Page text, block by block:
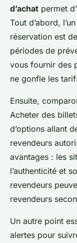
d’achat permet
Tout d’abord,
réservation est de
périodes de
vous fournir des
ne gonfle les
Ensuite,
Acheter des
d’options allant
revendeurs
avantages : les
l’authenticité et
revendeurs
revendeurs
Un autre point
alertes pour